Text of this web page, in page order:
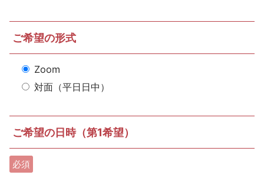
ご希望の形式
Zoom
対面（平日日中）
ご希望の日時（第1希望）
必須